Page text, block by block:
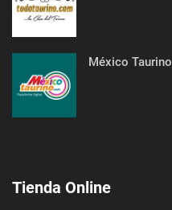
México Taurino
Tienda Online